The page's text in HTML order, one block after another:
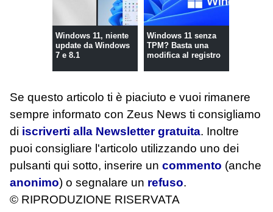
Windows 11, niente
update da Windows
7 e 8.1
Windows 11 senza
TPM? Basta una
modifica al registro
Se questo articolo ti è piaciuto e vuoi rimanere
sempre informato con Zeus News ti consigliamo
di iscriverti alla Newsletter gratuita. Inoltre
puoi consigliare l'articolo utilizzando uno dei
pulsanti qui sotto, inserire un commento (anche
anonimo) o segnalare un refuso.
© RIPRODUZIONE RISERVATA